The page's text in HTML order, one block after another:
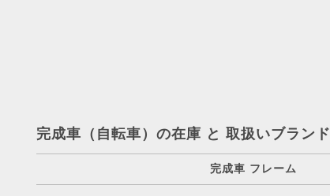
完成車（自転車）の在庫 と 取扱いブランド
完成車 フレーム